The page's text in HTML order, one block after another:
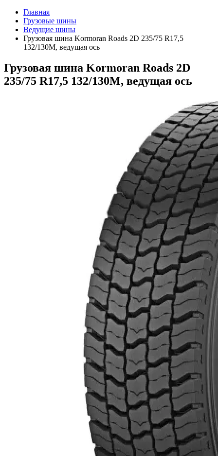
Главная
Грузовые шины
Ведущие шины
Грузовая шина Kormoran Roads 2D 235/75 R17,5
132/130M, ведущая ось
Грузовая шина Kormoran Roads 2D
235/75 R17,5 132/130M, ведущая ось